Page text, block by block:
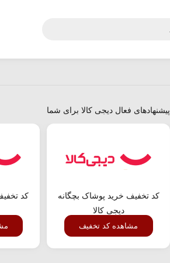
پیشنهادهای فعال دیجی کالا برای شما
کد تخفیف خرید پوشاک بچگانه
دیجی کالا
مشاهده کد تخفیف
کد